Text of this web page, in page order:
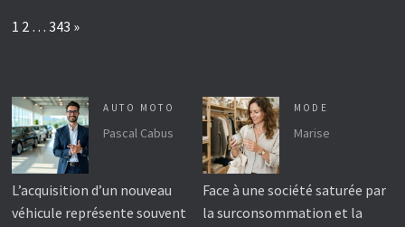
Page:
1 2 … 343 Next
»
AUTO MOTO
Pascal Cabus
L’acquisition d’un nouveau
véhicule représente souvent
MODE
Marise
Face à une société saturée par
la surconsommation et la